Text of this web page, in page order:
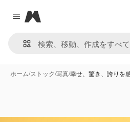
Close menu
Magnific
ホーム/ストック/写真/幸せ、驚き、誇りを